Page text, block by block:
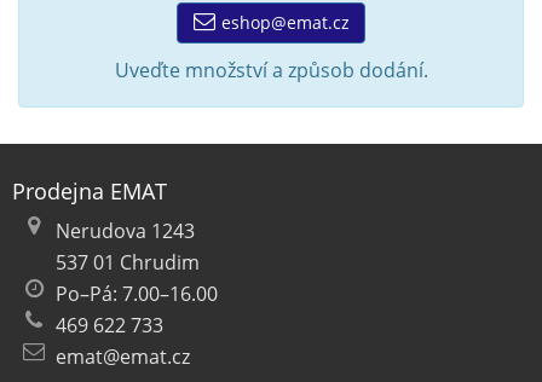
eshop@emat.cz
Uveďte množství a způsob dodání.
Prodejna EMAT
Nerudova 1243
537 01 Chrudim
Po–Pá: 7.00–16.00
469 622 733
emat@emat.cz